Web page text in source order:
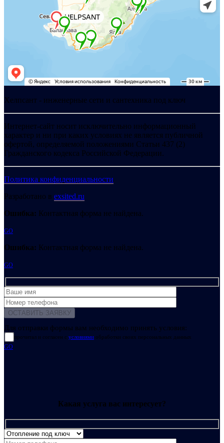
Хелпсант - инженерные сети и сантехника под ключ
Интернет-сайт носит исключительно информационный
характер и ни при каких условиях не является публичной
офертой, определяемой положениями Статьи 437 (2)
Гражданского кодекса Российской Федерации.
Политика конфиденциальности
Разработано в exsited.ru
Ошибка: Контактная форма не найдена.
GO
Ошибка: Контактная форма не найдена.
GO
Для отправки формы вам необходимо принять условия:
прочитал и согласен с условиями обработки своих персональных данных
GO
Какая услуга вас интересует?